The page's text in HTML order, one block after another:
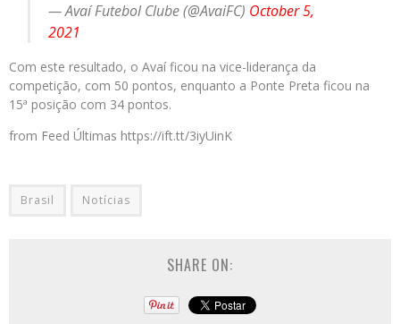
— Avaí Futebol Clube (@AvaiFC) October 5,
2021
Com este resultado, o Avaí ficou na vice-liderança da
competição, com 50 pontos, enquanto a Ponte Preta ficou na
15ª posição com 34 pontos.
from Feed Últimas https://ift.tt/3iyUinK
Brasil Notícias
SHARE ON: